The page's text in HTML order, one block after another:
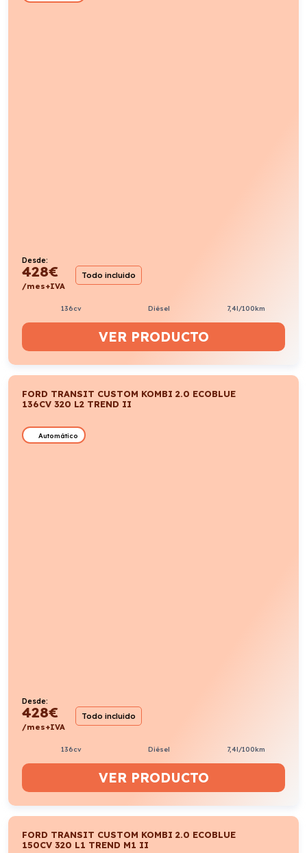
Desde:
428€
/mes+IVA
Todo incluido
136cv Diésel 7,4l/100km
VER PRODUCTO
FORD TRANSIT CUSTOM KOMBI 2.0 ECOBLUE
136CV 320 L2 TREND II
Automático
Desde:
428€
/mes+IVA
Todo incluido
136cv Diésel 7,4l/100km
VER PRODUCTO
FORD TRANSIT CUSTOM KOMBI 2.0 ECOBLUE
150CV 320 L1 TREND M1 II